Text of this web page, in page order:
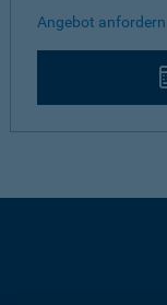
Angebot anfordern